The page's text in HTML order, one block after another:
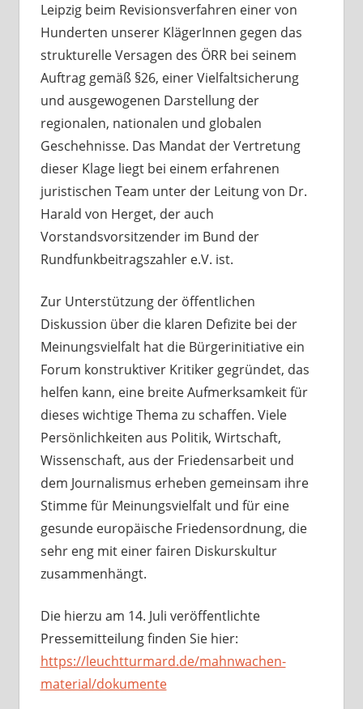
Leipzig beim Revisionsverfahren einer von
Hunderten unserer KlägerInnen gegen das
strukturelle Versagen des ÖRR bei seinem
Auftrag gemäß §26, einer Vielfaltsicherung
und ausgewogenen Darstellung der
regionalen, nationalen und globalen
Geschehnisse. Das Mandat der Vertretung
dieser Klage liegt bei einem erfahrenen
juristischen Team unter der Leitung von Dr.
Harald von Herget, der auch
Vorstandsvorsitzender im Bund der
Rundfunkbeitragszahler e.V. ist.
Zur Unterstützung der öffentlichen
Diskussion über die klaren Defizite bei der
Meinungsvielfalt hat die Bürgerinitiative ein
Forum konstruktiver Kritiker gegründet, das
helfen kann, eine breite Aufmerksamkeit für
dieses wichtige Thema zu schaffen. Viele
Persönlichkeiten aus Politik, Wirtschaft,
Wissenschaft, aus der Friedensarbeit und
dem Journalismus erheben gemeinsam ihre
Stimme für Meinungsvielfalt und für eine
gesunde europäische Friedensordnung, die
sehr eng mit einer fairen Diskurskultur
zusammenhängt.
Die hierzu am 14. Juli veröffentlichte
Pressemitteilung finden Sie hier:
https://leuchtturmard.de/mahnwachen-
material/dokumente